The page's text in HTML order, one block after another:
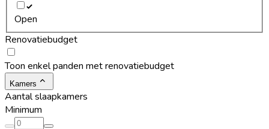
Open
Renovatiebudget
Toon enkel panden met renovatiebudget
Kamers
Aantal slaapkamers
Minimum